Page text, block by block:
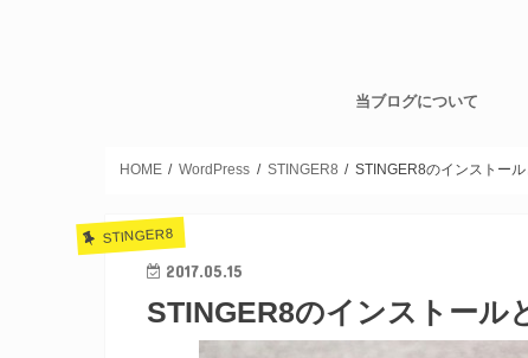
当ブログについて
HOME WordPress STINGER8 STINGER8のインストー
STINGER8
2017.05.15
STINGER8のインストール